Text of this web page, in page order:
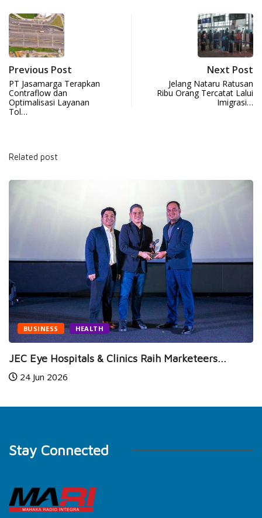
Previous Post
PT Jasamarga Terapkan
Contraflow dan
Optimalisasi Layanan
Tol…
Next Post
Jelang Nataru Ratusan
Ribu Orang Tercatat Lalui
Imigrasi…
Related post
BUSINESS HEALTH
JEC Eye Hospitals & Clinics Raih Marketeers...
24 Jun 2026
Stay Connected